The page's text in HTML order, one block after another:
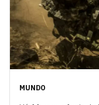
MUNDO